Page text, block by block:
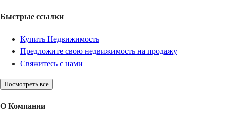
Быстрые ссылки
Купить Недвижимость
Предложите свою недвижимость на продажу
Свяжитесь с нами
Посмотреть все
О Компании